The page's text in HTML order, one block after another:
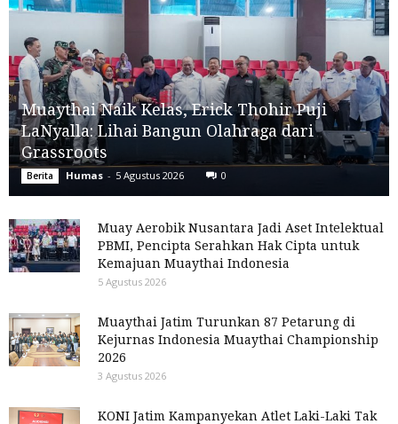
Muaythai Naik Kelas, Erick Thohir Puji
LaNyalla: Lihai Bangun Olahraga dari
Grassroots
Berita Humas - 5 Agustus 2026 0
Muay Aerobik Nusantara Jadi Aset Intelektual
PBMI, Pencipta Serahkan Hak Cipta untuk
Kemajuan Muaythai Indonesia
5 Agustus 2026
Muaythai Jatim Turunkan 87 Petarung di
Kejurnas Indonesia Muaythai Championship
2026
3 Agustus 2026
KONI Jatim Kampanyekan Atlet Laki-Laki Tak